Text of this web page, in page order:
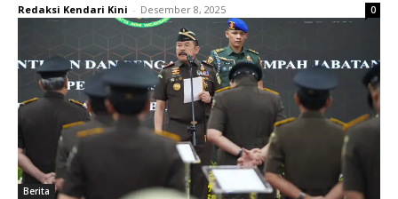
Redaksi Kendari Kini - Desember 8, 2025 0
Berita